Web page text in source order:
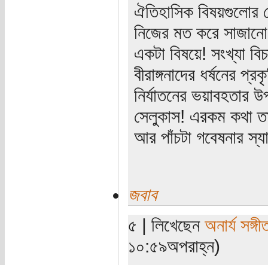
ঐতিহাসিক বিষয়গুলোর
নিজের মত করে
একটা বিষয়ে! সংখ্যা
বীরাঙ্গনাদের ধর্ষনের
নির্যাতনের ভয়াবহতার
সেলুকাস! এরকম কথা
আর পাঁচটা গবেষনার
জবাব
৫ | লিখেছেন অনার্য
১০:৫৯অপরাহ্ন)